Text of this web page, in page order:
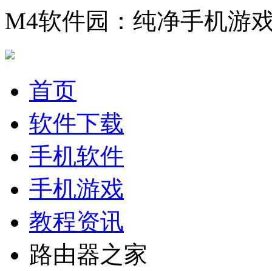
M4软件园：纯净手机游
首页
软件下载
手机软件
手机游戏
教程资讯
路由器之家